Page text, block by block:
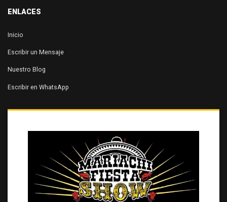
ENLACES
Inicio
Escribir un Mensaje
Nuestro Blog
Escribir en WhatsApp